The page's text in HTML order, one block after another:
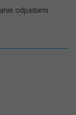
odpadami